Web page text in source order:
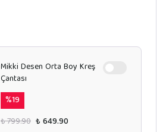
Mikki Desen Orta Boy Kreş
Çantası
%19
₺ 799.90 ₺ 649.90